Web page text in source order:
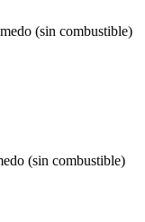
(sin combustible)
(sin combustible)